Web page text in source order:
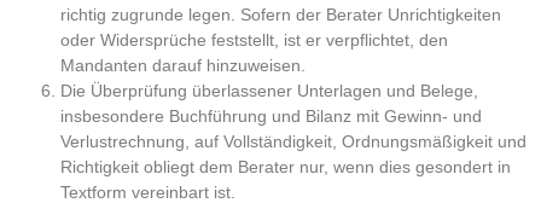
richtig zugrunde legen. Sofern der Berater Unrichtigkeiten
oder Widersprüche feststellt, ist er verpflichtet, den
Mandanten darauf hinzuweisen.
Die Überprüfung überlassener Unterlagen und Belege,
insbesondere Buchführung und Bilanz mit Gewinn- und
Verlustrechnung, auf Vollständigkeit, Ordnungsmäßigkeit und
Richtigkeit obliegt dem Berater nur, wenn dies gesondert in
Textform vereinbart ist.